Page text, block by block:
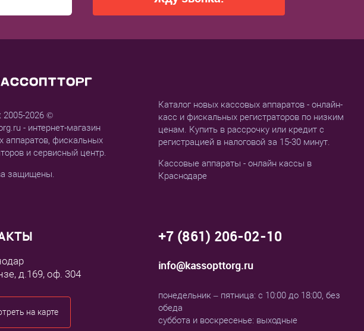
2005-2026 ©
- интернет-магазин
аппаратов, фискальных
и сервисный центр.
защищены.
Каталог новых кассовых аппаратов - онлайн-
касс и фискальных регистраторов по низким
ценам. Купить в рассрочку или кредит с
регистрацией в налоговой за 15-30 минут.
Кассовые аппараты - онлайн кассы в
Краснодаре
д.169, оф. 304
на карте
+7 (861) 206-02-10
info@kassopttorg.ru
понедельник – пятница: с 10:00 до 18:00, без
обеда
суббота и воскресенье: выходные